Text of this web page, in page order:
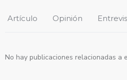
Artículo Opinión
No hay publicaciones relacionadas a